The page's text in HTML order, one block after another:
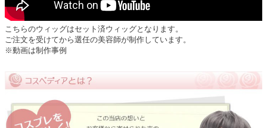
こちらのウィッグはセット済ウィッグとなります。
ご注文を受けてから選任の美容師が制作しています。
※動画は制作事例